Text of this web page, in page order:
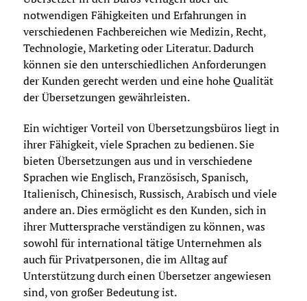
notwendigen Fähigkeiten und Erfahrungen in
verschiedenen Fachbereichen wie Medizin, Recht,
Technologie, Marketing oder Literatur. Dadurch
können sie den unterschiedlichen Anforderungen
der Kunden gerecht werden und eine hohe Qualität
der Übersetzungen gewährleisten.
Ein wichtiger Vorteil von Übersetzungsbüros liegt in
ihrer Fähigkeit, viele Sprachen zu bedienen. Sie
bieten Übersetzungen aus und in verschiedene
Sprachen wie Englisch, Französisch, Spanisch,
Italienisch, Chinesisch, Russisch, Arabisch und viele
andere an. Dies ermöglicht es den Kunden, sich in
ihrer Muttersprache verständigen zu können, was
sowohl für international tätige Unternehmen als
auch für Privatpersonen, die im Alltag auf
Unterstützung durch einen Übersetzer angewiesen
sind, von großer Bedeutung ist.